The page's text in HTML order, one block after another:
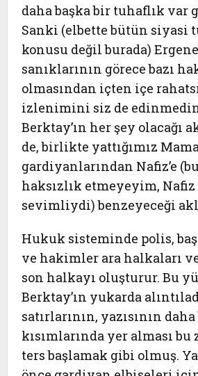
daha başka bir tuhaflık var
Sanki (elbette bütün siyasi
konusu değil burada)
sanıklarının görece bazı
olmasından içten içe
izlenimini siz de
Berktay’ın her şey olacağı
de, birlikte yattığımız
gardiyanlarından Nafiz’e
haksızlık etmeyeyim, Nafiz
sevimliydi) benzeyeceği
Hukuk sisteminde polis,
ve hakimler ara halkaları
son halkayı oluşturur. Bu
Berktay’ın yukarda
satırlarının, yazısının
kısımlarında yer alması
ters başlamak gibi olmuş.